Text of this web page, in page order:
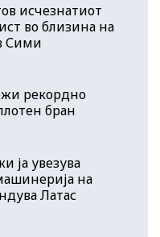
исчезнатиот
во близина на
Сими
рекордно
бран
ја увезува
на
Латас